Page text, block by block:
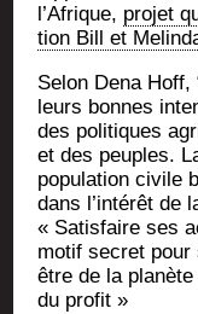
l’Afrique, pro­jet
tion Bill et
Selon Dena
leurs bonnes
des poli­tiques
et des peuples.
popu­la­tion civile
dans l’intérêt de
« Satis­faire ses
motif secret pour
être de la
du profit »